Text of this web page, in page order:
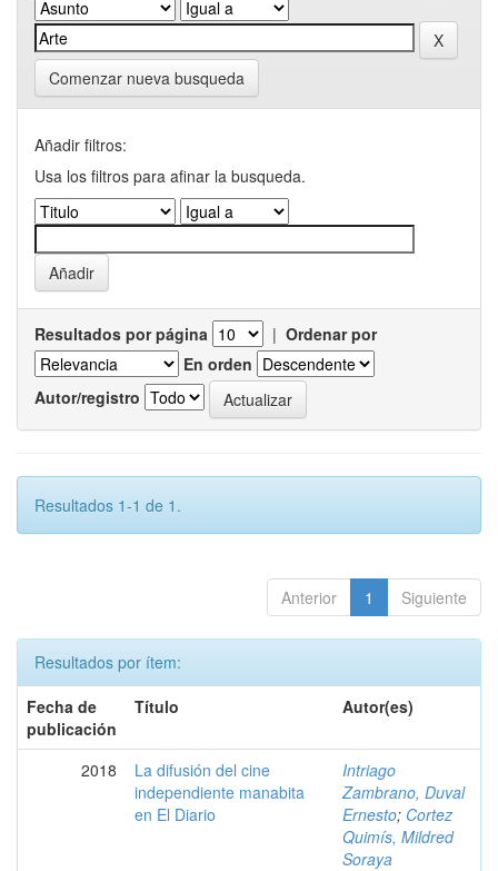
Comenzar nueva busqueda
Añadir filtros:
Usa los filtros para afinar la busqueda.
Resultados por página | Ordenar por
En orden
Autor/registro
Resultados 1-1 de 1.
Anterior 1 Siguiente
Resultados por ítem:
Fecha de
publicación
Título Autor(es)
2018
La difusión del cine
independiente manabita
en El Diario
Intriago
Zambrano, Duval
Ernesto; Cortez
Quimís, Mildred
Soraya